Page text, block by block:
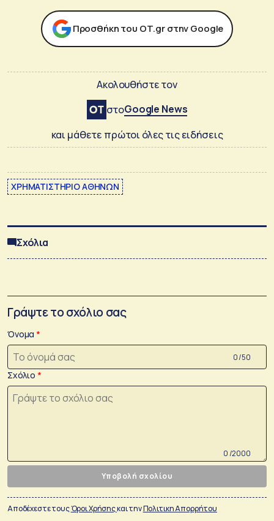
Προσθήκη του ΟΤ.gr στην Google
Ακολουθήστε τον
στοGoogle News
και μάθετε πρώτοι όλες τις ειδήσεις
ΧΡΗΜΑΤΙΣΤΗΡΙΟ ΑΘΗΝΩΝ
Σχόλια
Γράψτε το σχόλιο σας
Όνομα
0 /50
Σχόλιο
0 /2000
Υποβολή σχολίου
Αποδέχεστε τουςΌροι Χρήσηςκαι τηνΠολιτικη Απορρήτου